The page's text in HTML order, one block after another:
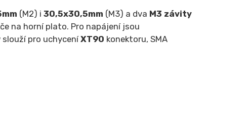
(M2) i 30,5x30,5mm (M3) a dva M3 závity
na horní plato. Pro napájení jsou
pro uchyceníXT90 konektoru, SMA